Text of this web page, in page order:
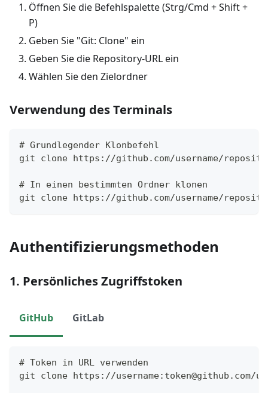
Öffnen Sie die Befehlspalette (Strg/Cmd + Shift +
P)
Geben Sie "Git: Clone" ein
Geben Sie die Repository-URL ein
Wählen Sie den Zielordner
Verwendung des Terminals
# Grundlegender Klonbefehl
git clone https://github.com/username/
# In einen bestimmten Ordner klonen
git clone https://github.com/username/
Authentifizierungsmethoden
1. Persönliches Zugriffstoken
GitHub GitLab
# Token in URL verwenden
git clone https://username: token@github.com/